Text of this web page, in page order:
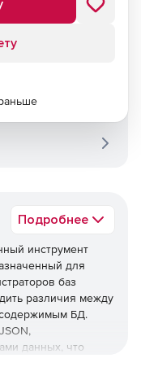
Подробнее
инструмент
для
баз
различия между
содержимым БД.
данных, что